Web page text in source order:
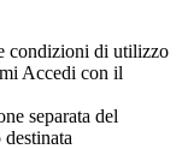
condizioni di utilizzo
Accedi con il
separata del